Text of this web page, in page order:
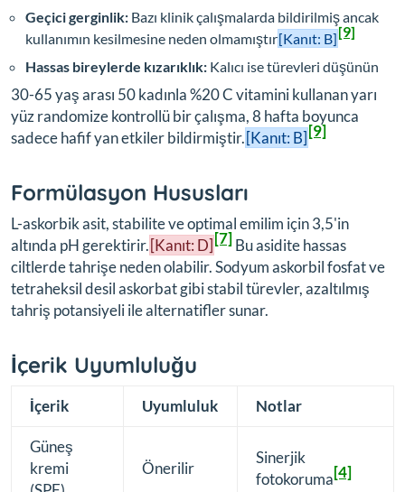
Geçici gerginlik: Bazı klinik çalışmalarda bildirilmiş ancak
kullanımın kesilmesine neden olmamıştır[Kanıt: B][9]
Hassas bireylerde kızarıklık: Kalıcı ise türevleri düşünün
30-65 yaş arası 50 kadınla %20 C vitamini kullanan yarı
yüz randomize kontrollü bir çalışma, 8 hafta boyunca
sadece hafif yan etkiler bildirmiştir.[Kanıt: B][9]
Formülasyon Hususları
L-askorbik asit, stabilite ve optimal emilim için 3,5'in
altında pH gerektirir.[Kanıt: D][7]Bu asidite hassas
ciltlerde tahrişe neden olabilir. Sodyum askorbil fosfat ve
tetraheksil desil askorbat gibi stabil türevler, azaltılmış
tahriş potansiyeli ile alternatifler sunar.
İçerik Uyumluluğu
İçerik Uyumluluk Notlar
Güneş
kremi
Önerilir
Sinerjik
fotokoruma[4]